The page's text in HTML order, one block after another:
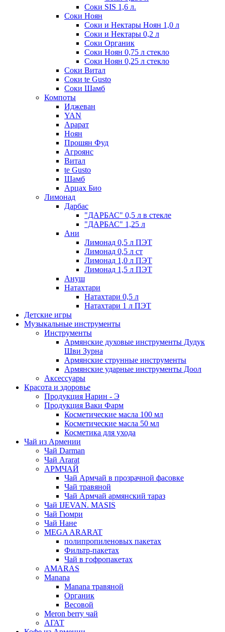
Соки SIS 1,6 л.
Соки Ноян
Соки и Нектары Ноян 1,0 л
Соки и Нектары 0,2 л
Соки Органик
Соки Ноян 0,75 л стекло
Соки Ноян 0,25 л стекло
Соки Витал
Соки te Gusto
Соки Шамб
Компоты
Иджеван
YAN
Арарат
Ноян
Прошян Фуд
Агроянс
Витал
te Gusto
Шамб
Арцах Био
Лимонад
Дарбас
"ДАРБАС" 0,5 л в стекле
"ДАРБАС" 1,25 л
Ани
Лимонад 0,5 л ПЭТ
Лимонад 0,5 л ст
Лимонад 1,0 л ПЭТ
Лимонад 1,5 л ПЭТ
Ануш
Натахтари
Натахтари 0,5 л
Натахтари 1 л ПЭТ
Детские игры
Музыкальные инструменты
Инструменты
Армянские духовые инструменты Дудук
Шви Зурна
Армянские струнные инструменты
Армянские ударные инструменты Доол
Аксессуары
Красота и здоровье
Продукция Нарин - Э
Продукция Ваки Фарм
Косметические масла 100 мл
Косметические масла 50 мл
Косметика для ухода
Чай из Армении
Чай Darman
Чай Ararat
АРМЧАЙ
Чай Армчай в прозрачной фасовке
Чай травяной
Чай Армчай армянский тараз
Чай IJEVAN. MASIS
Чай Гюмри
Чай Нане
MEGA ARARAT
полипропиленовых пакетах
Фильтр-пакетах
Чай в гофропакетах
AMARAS
Manana
Manana травяной
Органик
Весовой
Meron berry чай
АГАТ